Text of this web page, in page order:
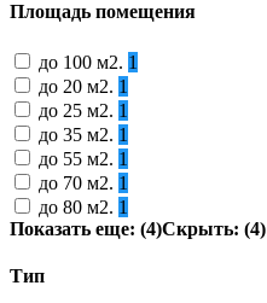
Площадь помещения
до 100 м2. 1
до 20 м2. 1
до 25 м2. 1
до 35 м2. 1
до 55 м2. 1
до 70 м2. 1
до 80 м2. 1
Показать еще: (4)Скрыть: (4)
Тип